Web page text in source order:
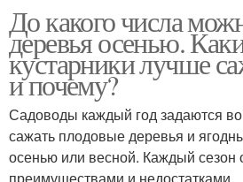
До какого числа
деревья осенью.
кустарники лучше
и почему?
Садоводы каждый год задаются
сажать плодовые деревья и
осенью или весной. Каждый сезон
преимуществами и недостатками.